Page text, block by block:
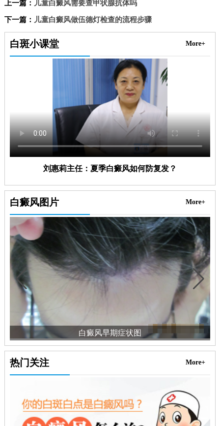
上一篇： 儿童白癜风需要查甲状腺抗体吗
下一篇： 儿童白癜风做伍德灯检查的流程步骤
白斑小课堂 More+
刘惠莉主任：夏季白癜风如何防复发？
白癜风图片 More+
白癜风早期症状图
热门关注 More+